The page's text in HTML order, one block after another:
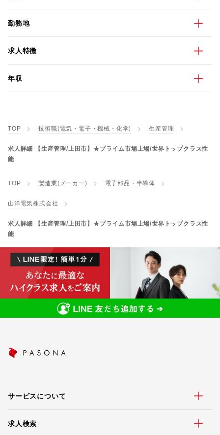
勤務地
求人特徴
年収
TOP 技術職(電気・電子・機械・化学) 生産管理
求人詳細 【生産管理/上田市】★プライム市場上場/世界トップクラス性
能
TOP 製造業(メーカー) 電子部品・半導体
山洋電気株式会社
求人詳細 【生産管理/上田市】★プライム市場上場/世界トップクラス性
能
サービスについて
求人検索